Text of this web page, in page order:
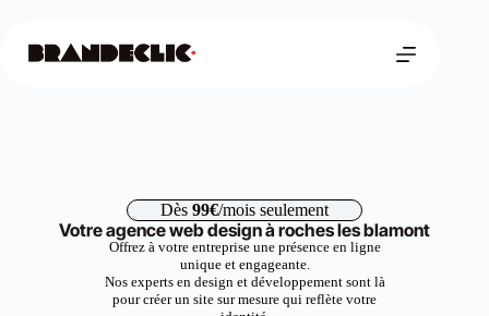
Dès 99€/mois seulement
Votre agence web design à roches les blamont
Offrez à votre entreprise une présence en ligne
unique et engageante.
Nos experts en design et développement sont là
pour créer un site sur mesure qui reflète votre